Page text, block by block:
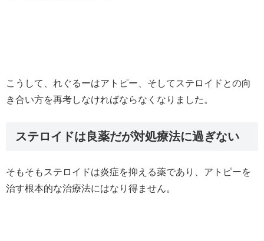
こうして、れぐるーはアトピー、そしてステロイドとの向
き合い方を再考しなければならなくなりました。
ステロイドは良薬だが対処療法に過ぎない
そもそもステロイドは炎症を抑える薬であり、アトピーを
治す根本的な治療法にはなり得ません。